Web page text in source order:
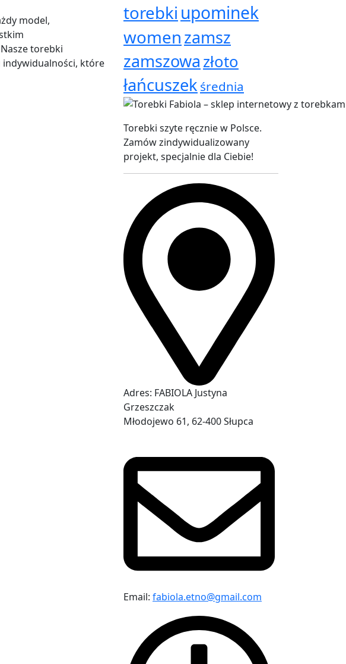
model,
torebki
które
torebki upominek
womenzamsz
zamszowa złoto
łańcuszek średnia
Torebki szyte ręcznie w Polsce.
Zamów zindywidualizowany
projekt, specjalnie dla Ciebie!
Adres: FABIOLA Justyna
Grzeszczak
Młodojewo 61, 62-400 Słupca
Email: fabiola.etno@gmail.com